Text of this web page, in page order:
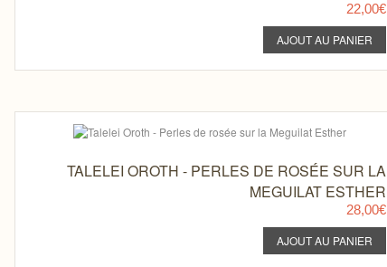
22,00€
TALELEI OROTH - PERLES DE ROSÉE SUR LA
MEGUILAT ESTHER
28,00€